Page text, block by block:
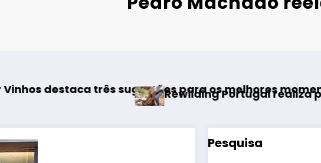
para os melhores momentos do verão
Rewilding Portugal realiza primeira
Pesquisa